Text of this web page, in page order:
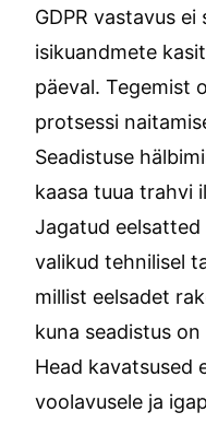
GDPR vastavus
isikuandmete
päeval. Tegemist
protsessi
Seadistuse
kaasa tuua trahvi
Jagatud
valikud tehnilisel
millist eelsadet
kuna seadistus
Head kavatsused
voolavusele ja